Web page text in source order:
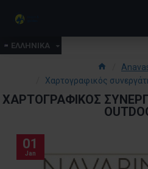
ΕΛΛΗΝΙΚΑ
Χαρτογραφικός
ΧΑΡΤΟΓΡΑΦΙΚΌΣ
01
Jan